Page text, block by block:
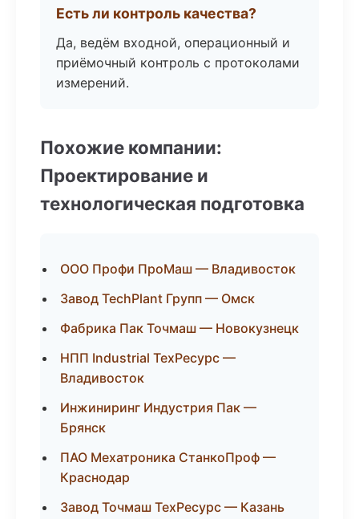
Есть ли контроль качества?
Да, ведём входной, операционный и
приёмочный контроль с протоколами
измерений.
Похожие компании:
Проектирование и
технологическая подготовка
ООО Профи ПроМаш — Владивосток
Завод TechPlant Групп — Омск
Фабрика Пак Точмаш — Новокузнецк
НПП Industrial ТехРесурс —
Владивосток
Инжиниринг Индустрия Пак —
Брянск
ПАО Мехатроника СтанкоПроф —
Краснодар
Завод Точмаш ТехРесурс — Казань